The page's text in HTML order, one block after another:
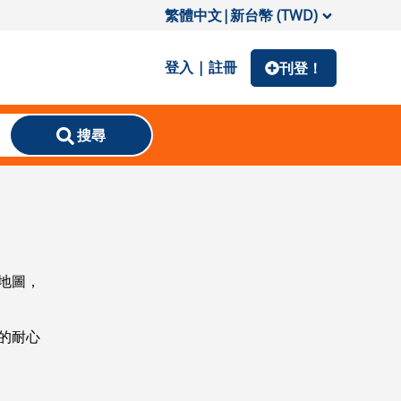
繁體中文|新台幣 (TWD)
登入 | 註冊 刊登！
搜尋
圖，
耐心